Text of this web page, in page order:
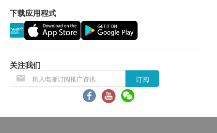
如有争议，毅力医护健康集团保留最後决定权。
所有身体检查并非作为医务诊断或治疗用途。
所有健康检查/服务并非作为医务诊断或治疗用
途。当阁下身体健康出现任何疾病征兆时，应立即
咨询有认可资格的医生，作出诊断及治疗。
本服务/产品由商户提供。生活易【健康网购
下载应用程式
关注我们
订阅